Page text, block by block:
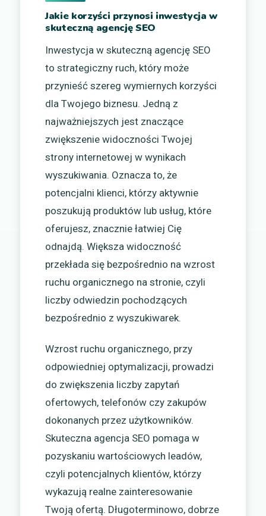
Jakie korzyści przynosi inwestycja w
skuteczną agencję SEO
Inwestycja w skuteczną agencję SEO
to strategiczny ruch, który może
przynieść szereg wymiernych korzyści
dla Twojego biznesu. Jedną z
najważniejszych jest znaczące
zwiększenie widoczności Twojej
strony internetowej w wynikach
wyszukiwania. Oznacza to, że
potencjalni klienci, którzy aktywnie
poszukują produktów lub usług, które
oferujesz, znacznie łatwiej Cię
odnajdą. Większa widoczność
przekłada się bezpośrednio na wzrost
ruchu organicznego na stronie, czyli
liczby odwiedzin pochodzących
bezpośrednio z wyszukiwarek.
Wzrost ruchu organicznego, przy
odpowiedniej optymalizacji, prowadzi
do zwiększenia liczby zapytań
ofertowych, telefonów czy zakupów
dokonanych przez użytkowników.
Skuteczna agencja SEO pomaga w
pozyskaniu wartościowych leadów,
czyli potencjalnych klientów, którzy
wykazują realne zainteresowanie
Twoją ofertą. Długoterminowo, dobrze